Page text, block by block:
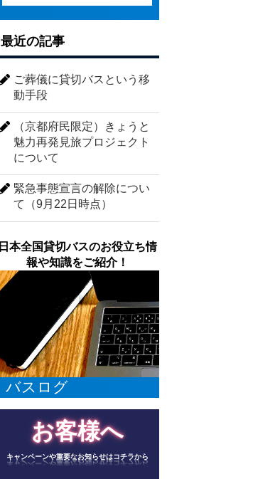
最近の記事
ご葬儀に貸切バスという移
動手段
（京都府民限定）きょうと
魅力再発見旅プロジェクト
について
緊急事態宣言の解除につい
て（9月22日時点）
日本全国貸切バスのお役立ち情
報や知識をご紹介！
バスログ
お客様へ
キャンペーンや重要なお知らせはコチラから